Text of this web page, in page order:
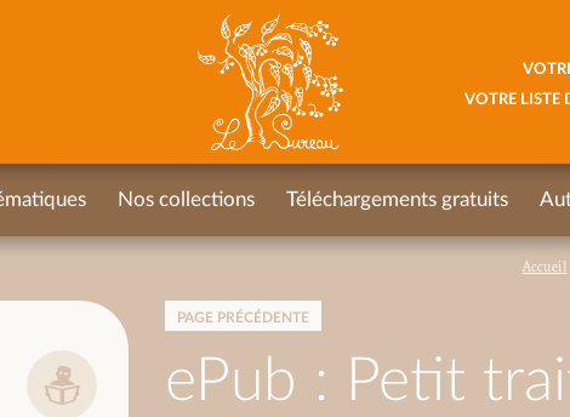
Accueil
PAGE PRÉCÉDENTE
ePub : Petit
VOTRE LISTE
Nos collections Téléchargements gratuits